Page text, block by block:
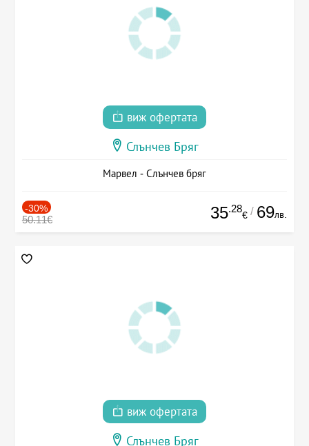
виж офертата
Слънчев Бряг
Марвел - Слънчев бряг
-30%
50.11€ 35.28
€ / 69лв.
виж офертата
Слънчев Бряг